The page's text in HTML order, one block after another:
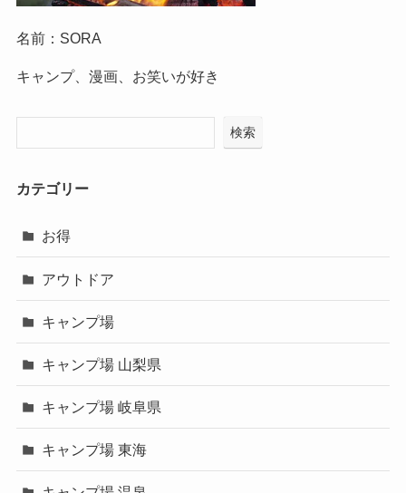
名前：SORA
キャンプ、漫画、お笑いが好き
検索
カテゴリー
お得
アウトドア
キャンプ場
キャンプ場 山梨県
キャンプ場 岐阜県
キャンプ場 東海